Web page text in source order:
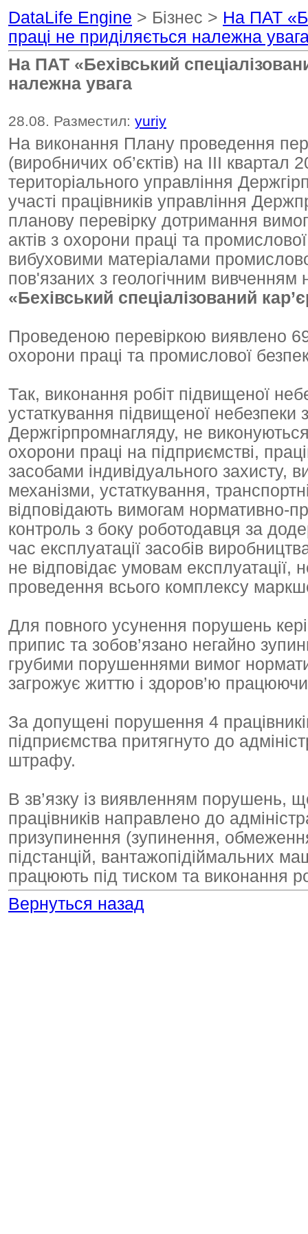
DataLife Engine > Бізнес > На ПАТ
праці не приділяється належна
На ПАТ «Бехівський
належна увага
28.08. Разместил: yuriy
На виконання Плану проведення
(виробничих об’єктів) на ІІІ
територіального управління
участі працівників управління
планову перевірку дотримання
актів з охорони праці та
вибуховими матеріалами
пов'язаних з геологічним
«Бехівський спеціалізований
Проведеною перевіркою виявлено
охорони праці та промислової
Так, виконання робіт підвищеної
устаткування підвищеної небезпеки
Держгірпромнагляду, не
охорони праці на підприємстві,
засобами індивідуального захисту,
механізми, устаткування,
відповідають вимогам нормативно-
контроль з боку роботодавця за
час експлуатації засобів
не відповідає умовам експлуатації,
проведення всього комплексу
Для повного усунення порушень
припис та зобов’язано негайно
грубими порушеннями вимог
загрожує життю і здоров’ю
За допущені порушення 4
підприємства притягнуто до
штрафу.
В зв’язку із виявленням порушень,
працівників направлено до
призупинення (зупинення,
підстанцій, вантажопідіймальних
працюють під тиском та виконання
Вернуться назад